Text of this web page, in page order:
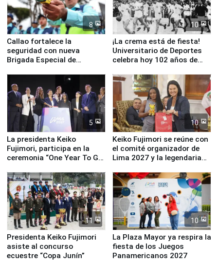
8
Callao fortalece la
seguridad con nueva
Brigada Especial de
equipamiento para
Serenazgo
10
¡La crema está de fiesta!
Universitario de Deportes
celebra hoy 102 años de
5
La presidenta Keiko
Fujimori, participa en la
ceremonia “One Year To Go
10
Keiko Fujimori se reúne con
el comité organizador de
Lima 2027 y la legendaria
11
Presidenta Keiko Fujimori
asiste al concurso
ecuestre “Copa Junín”
10
La Plaza Mayor ya respira la
fiesta de los Juegos
Panamericanos 2027